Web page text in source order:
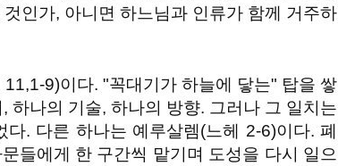
인가, 아니면 하느님과 인류가 함께 거주하
9)이다. "꼭대기가 하늘에 닿는" 탑을 쌓
하나의 기술, 하나의 방향. 그러나 그 일치는
. 다른 하나는 예루살렘(느헤 2-6)이다. 폐
들에게 한 구간씩 맡기며 도성을 다시 일으